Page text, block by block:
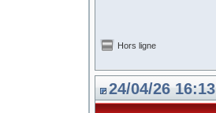
Hors ligne
24/04/26 16:13